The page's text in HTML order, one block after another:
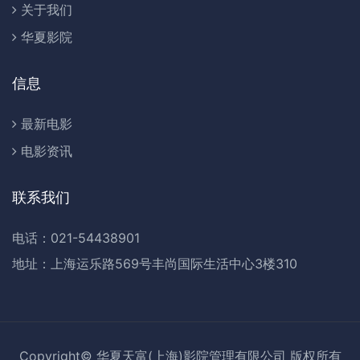
关于我们
华夏影院
信息
最新电影
电影资讯
联系我们
电话：021-54438901
地址：上海运乐路569号丰尚国际生活中心3楼310
Copyright© 华夏天富(上海)影院管理有限公司 版权所有